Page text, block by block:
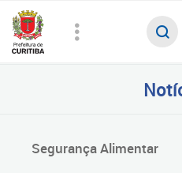
Segurança Alimentar